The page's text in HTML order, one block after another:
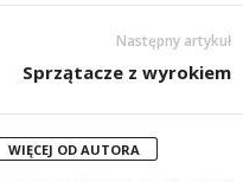
Następny artykuł
Sprzątacze z wyrokiem
WIĘCEJ OD AUTORA